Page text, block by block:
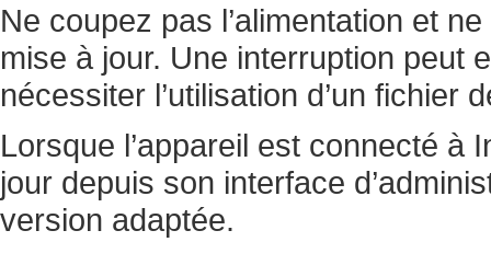
Ne coupez pas l’alimentation et
mise à jour. Une interruption peut
nécessiter l’utilisation d’un fichier
Lorsque l’appareil est connecté à
jour depuis son interface
version adaptée.